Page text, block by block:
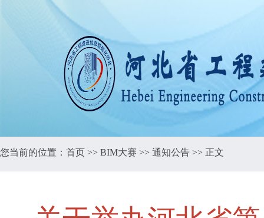
您当前的位置： 首页 >> BIM大赛 >> 通知公告 >> 正文